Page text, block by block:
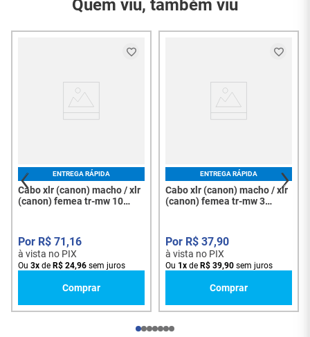
Conteúdo da
01 - Adaptador canon 1
3 Meses
Quem viu, também viu
ENTREGA RÁPIDA
Cabo xlr (canon) macho / xlr
(canon) femea tr-mw 10
R$ 71,16
à vista no PIX
Ou 3x de R$ 24,96 sem juros
Comprar
ENTREGA RÁPIDA
Cabo xlr (canon) macho / xlr
(canon) femea tr-mw 3
R$ 37,90
à vista no PIX
Ou 1x de R$ 39,90 sem juros
Comprar